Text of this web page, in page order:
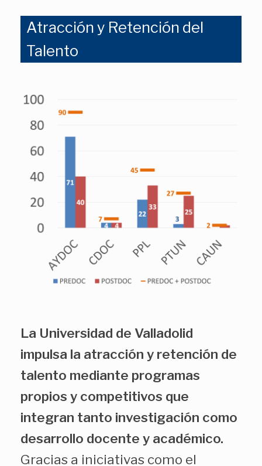
Atracción y Retención del
Talento
La Universidad de Valladolid
impulsa la atracción y retención de
talento mediante programas
propios y competitivos que
integran tanto investigación como
desarrollo docente y académico.
Gracias a iniciativas como el